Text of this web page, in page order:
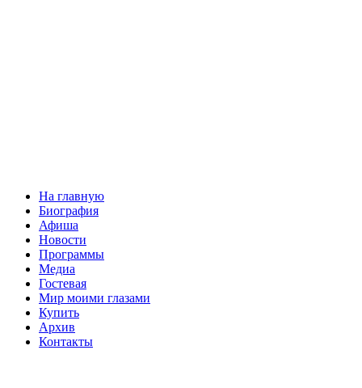
На главную
Биография
Афиша
Новости
Программы
Медиа
Гостевая
Мир моими глазами
Купить
Архив
Контакты